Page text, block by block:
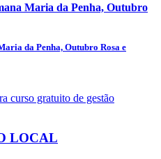
Maria da Penha, Outubro
da Penha, Outubro Rosa e
LOCAL